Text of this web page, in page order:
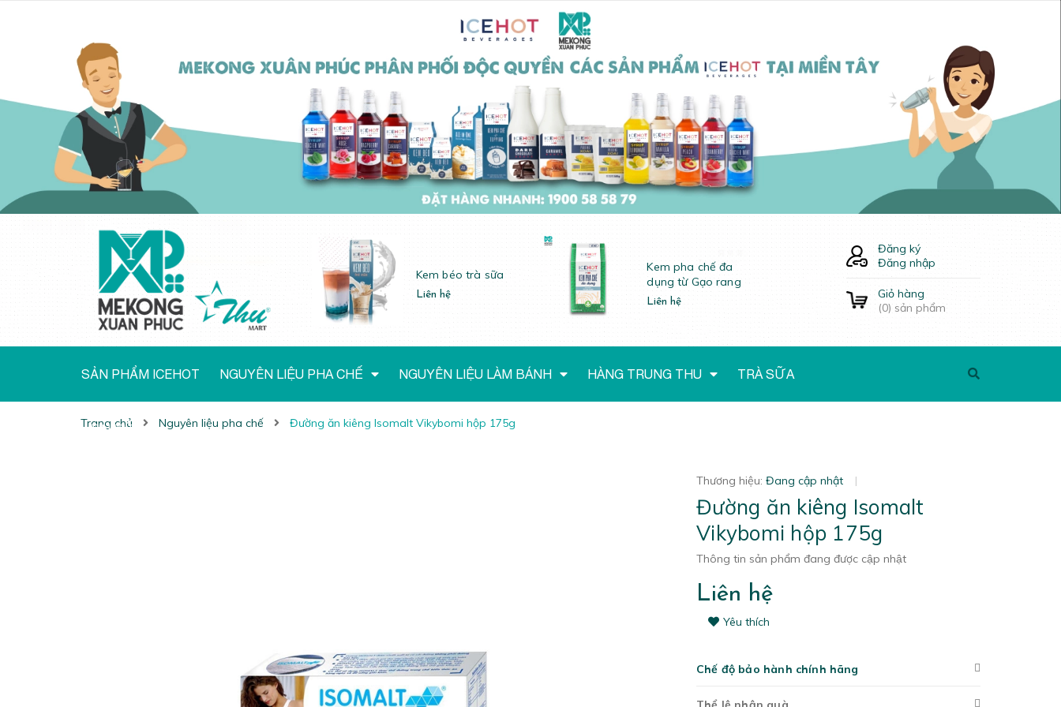
21350
Liên hệ
Kem béo trà sữa
Liên hệ
Kem pha chế đa
dụng từ Gạo rang
Liên hệ
Đăng ký
Đăng nhập
Giỏ hàng
(0) sản phẩm
SẢN PHẨM ICEHOT NGUYÊN LIỆU PHA CHẾ NGUYÊN LIỆU LÀM BÁNH HÀNG TRUNG THU TRÀ SỮA
TIN TỨC
Trang chủ Nguyên liệu pha chế Đường ăn kiêng Isomalt Vikybomi hộp 175g
Thương hiệu: Đang cập nhật |
Đường ăn kiêng Isomalt
Vikybomi hộp 175g
Thông tin sản phẩm đang được cập nhật
Liên hệ
Yêu thích
Chế độ bảo hành chính hãng